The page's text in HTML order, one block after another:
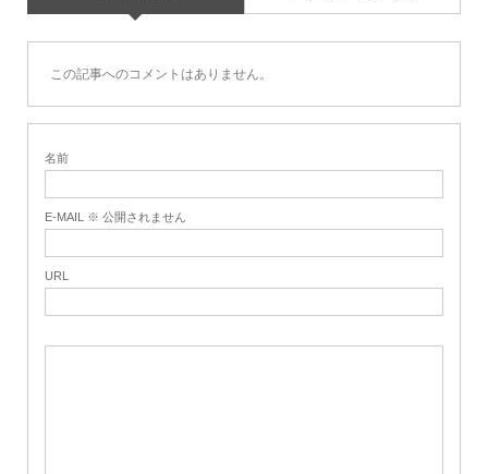
この記事へのコメントはありません。
名前
E-MAIL ※ 公開されません
URL